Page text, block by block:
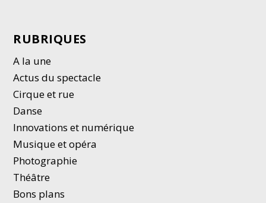
RUBRIQUES
A la une
Actus du spectacle
Cirque et rue
Danse
Innovations et numérique
Musique et opéra
Photographie
Théâtre
Bons plans